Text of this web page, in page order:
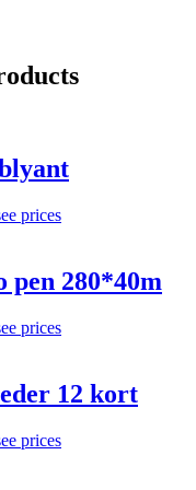
prices
pen 280*40m
prices
12 kort
prices